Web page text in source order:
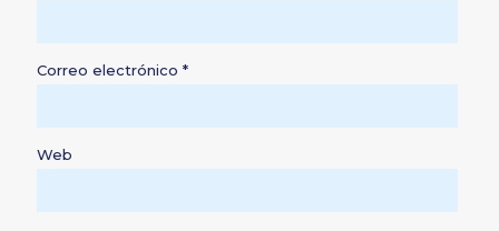
Correo electrónico *
Web